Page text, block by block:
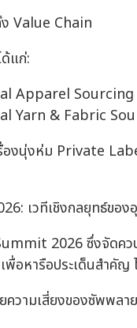
Value Chain
แก่:
Apparel Sourcing
Yarn & Fabric
องนุ่งห่ม Private
เวทีเชิงกลยุทธ์ของ
2026 ซึ่งจัดคว
พื่อหารือประเด็นสำคัญ
ความเสี่ยงของซัพพลา